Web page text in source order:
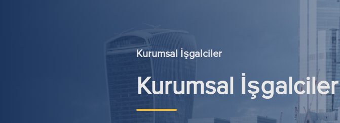
Kurumsal İşgalciler
Kurumsal İşgalciler